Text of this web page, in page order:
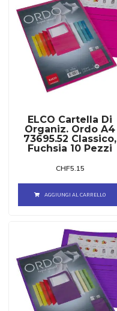
ELCO Cartella Di
Organiz. Ordo A4
73695.52 Classico,
Fuchsia 10 Pezzi
CHF5.15
AGGIUNGI AL CARRELLO